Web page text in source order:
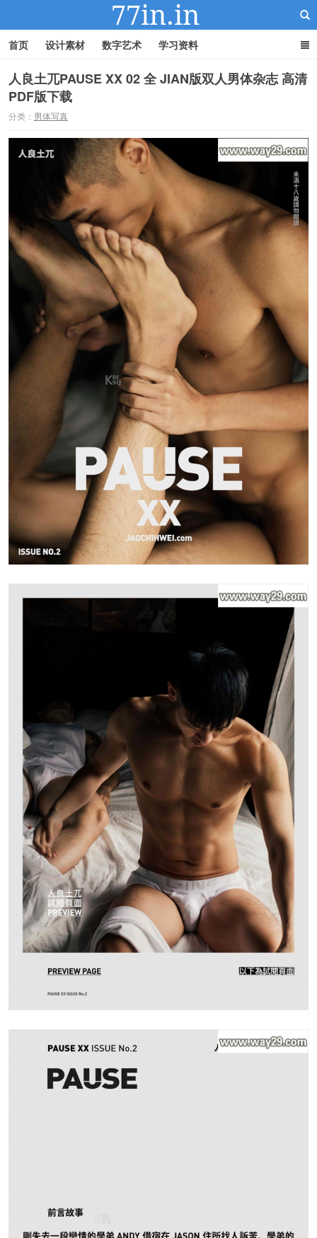
首页 设计素材 数字艺术 学习资料
人良土兀PAUSE XX 02 全 JIAN版双人男体杂志 高清
PDF版下载
分类： 男体写真